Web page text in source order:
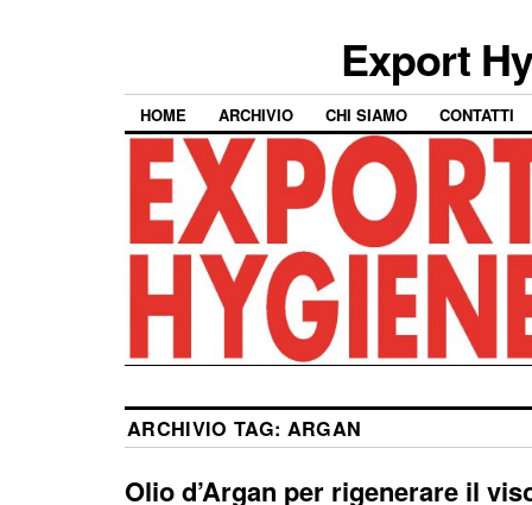
Export
HOME ARCHIVIO CHI SIAMO CONTATTI
ARCHIVIO TAG: ARGAN
Olio d’Argan per rigenerare il